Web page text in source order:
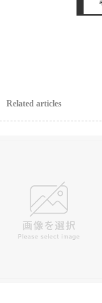
Related articles